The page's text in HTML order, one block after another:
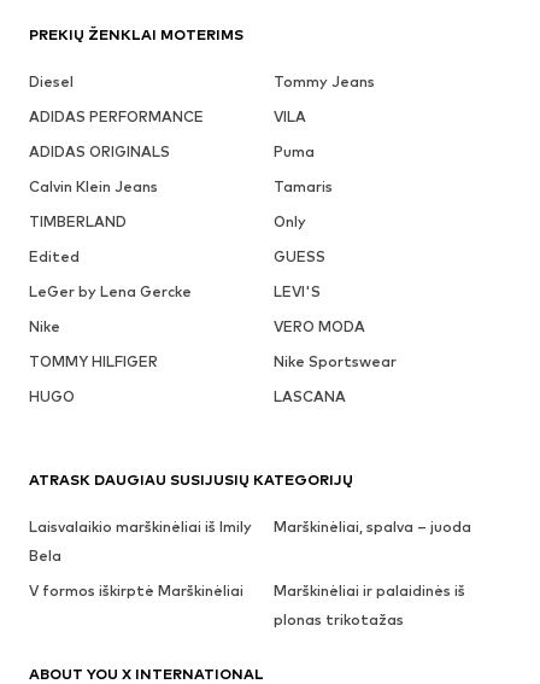
PREKIŲ ŽENKLAI MOTERIMS
Diesel
Tommy Jeans
ADIDAS PERFORMANCE
VILA
ADIDAS ORIGINALS
Puma
Calvin Klein Jeans
Tamaris
TIMBERLAND
Only
Edited
GUESS
LeGer by Lena Gercke
LEVI'S
Nike
VERO MODA
TOMMY HILFIGER
Nike Sportswear
HUGO
LASCANA
ATRASK DAUGIAU SUSIJUSIŲ KATEGORIJŲ
Laisvalaikio marškinėliai iš Imily
Bela
Marškinėliai, spalva – juoda
V formos iškirptė Marškinėliai
Marškinėliai ir palaidinės iš
plonas trikotažas
ABOUT YOU X INTERNATIONAL